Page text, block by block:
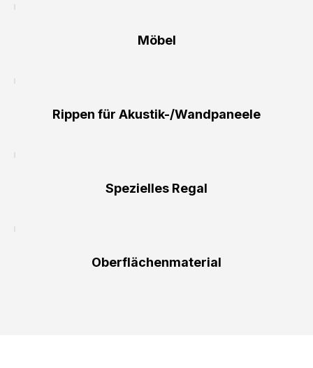
Möbel
Rippen für Akustik-/Wandpaneele
Spezielles Regal
Oberflächenmaterial